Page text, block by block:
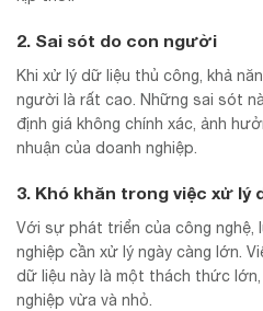
2. Sai sót do con người
Khi xử lý dữ liệu thủ công, khả
người là rất cao. Những sai sót
định giá không chính xác, ảnh
nhuận của doanh nghiệp.
3. Khó khăn trong việc xử lý
Với sự phát triển của công nghệ,
nghiệp cần xử lý ngày càng lớn.
dữ liệu này là một thách thức
nghiệp vừa và nhỏ.